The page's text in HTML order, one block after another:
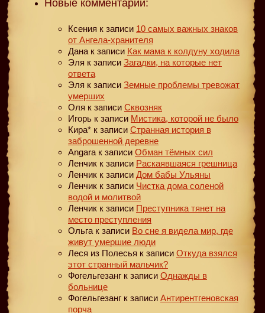
Новые комментарии:
Ксения к записи 10 самых важных знаков
от Ангела-хранителя
Дана к записи Как мама к колдуну ходила
Эля к записи Загадки, на которые нет
ответа
Эля к записи Земные проблемы тревожат
умерших
Оля к записи Сквозняк
Игорь к записи Мистика, которой не было
Кира* к записи Странная история в
заброшенной деревне
Angara к записи Обман тёмных сил
Ленчик к записи Раскаявшаяся грешница
Ленчик к записи Дом бабы Ульяны
Ленчик к записи Чистка дома соленой
водой и молитвой
Ленчик к записи Преступника тянет на
место преступления
Ольга к записи Во сне я видела мир, где
живут умершие люди
Леся из Полесья к записи Откуда взялся
этот странный мальчик?
Фогельгезанг к записи Однажды в
больнице
Фогельгезанг к записи Антирентгеновская
порча